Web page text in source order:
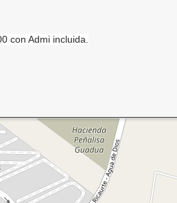
con Admi incluida.